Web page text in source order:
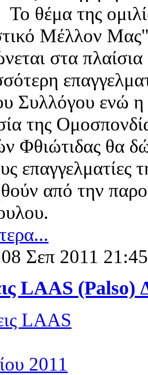
θέμα της
Μέλλον
στα
Συλλόγου ενώ η
της
Φθιώτιδας θα
επαγγελματίες
από την
Σεπ 2011 21:45
LAAS (Palso)